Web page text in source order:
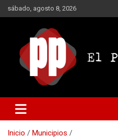
Saltar
al
sábado, agosto 8, 2026
El Podio
Inicio
Municipios